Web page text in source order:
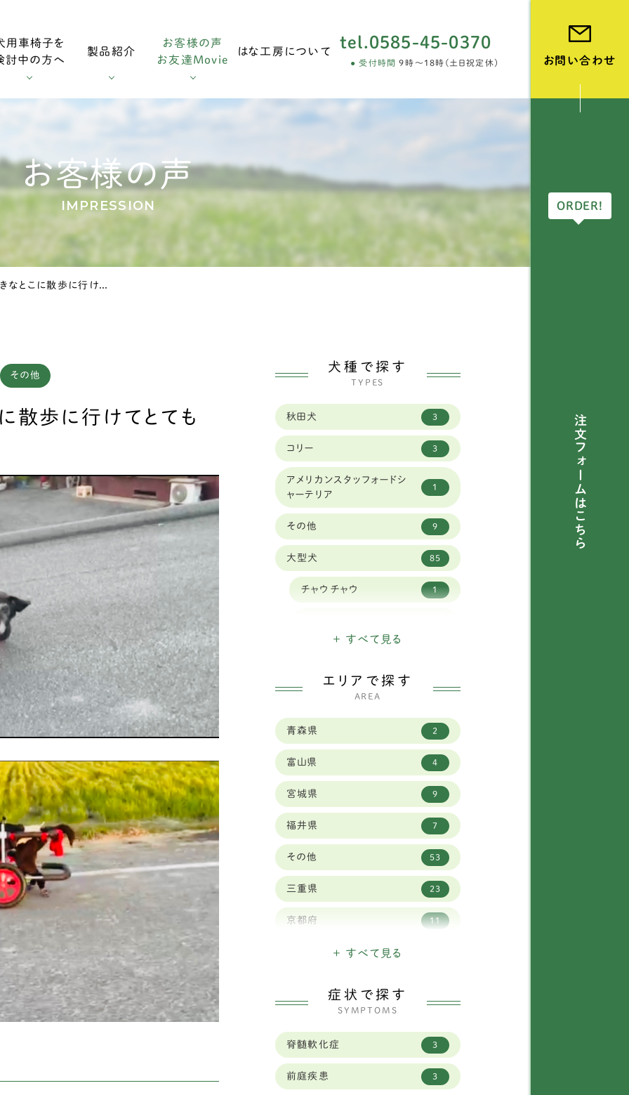
用車椅子を
討中の方へ
調整方法
製品紹介
椅子 大型犬用車椅子
績
お客様の声
お友達Movie
はな工房について
tel.0585-45-0370
受付時間 9時～18時(土日祝定休) お問い合わせ
ORDER!
注文フォームは
こちら
お客様の声
IMPRESSION
今までみたいに好きなとこに散歩に行けてとても嬉しいです。
その他
散歩に行けてとても
犬種で探す
TYPES
秋田犬 3
コリー 3
アメリカンスタッフォードシ
ャーテリア
1
その他 9
大型犬 85
チャウチャウ 1
ゥードル
ナポリタンマスティフ
スタンダードプードル 1
シベリアンハスキー 9
ボーダーコリー 23
セントバーナード 2
バーニーズマウンテンド
ッグ
ロットワイラー 1
ベルジアン シェパード ド
ッグ タービュレン
1
バーニーズマウンテン 3
ホワイトシェパード 2
+ すべて見る
エリアで探す
AREA
青森県 2
富山県 4
宮城県 9
福井県 7
その他 53
三重県 23
京都府 11
千葉県 19
和歌山県 8
+ すべて見る
症状で探す
SYMPTOMS
脊髄軟化症 3
前庭疾患 3